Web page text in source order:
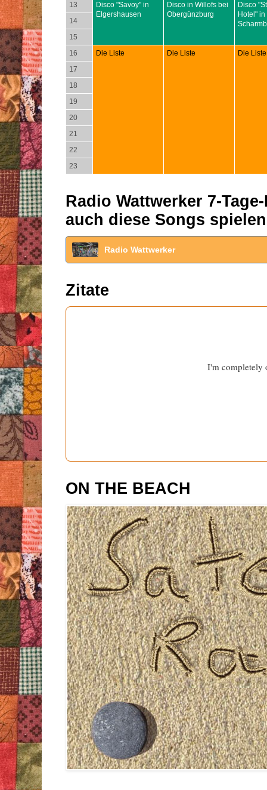
13
Disco "Savoy" in
Elgershausen
Disco in Willofs bei
Obergünzburg
Disco
Hotel"
14
15
16
Die Liste Die Liste
Die Liste
17
18
19
20
21
22
23
Radio Wattwerker 7-
auch diese Songs spielen
Radio Wattwerker
Zitate
I'm completely
ON THE BEACH